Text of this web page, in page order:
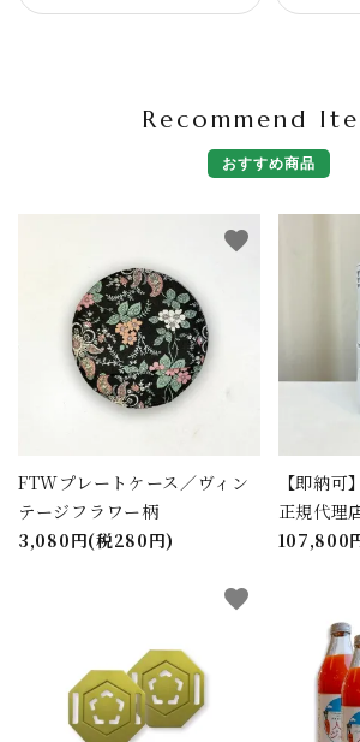
Recommend
おすすめ商品
FTWプレートケース／ヴィン
テージフラワー柄
3,080円(税280円)
favorite
【即納
正規代理
107,800
favorite